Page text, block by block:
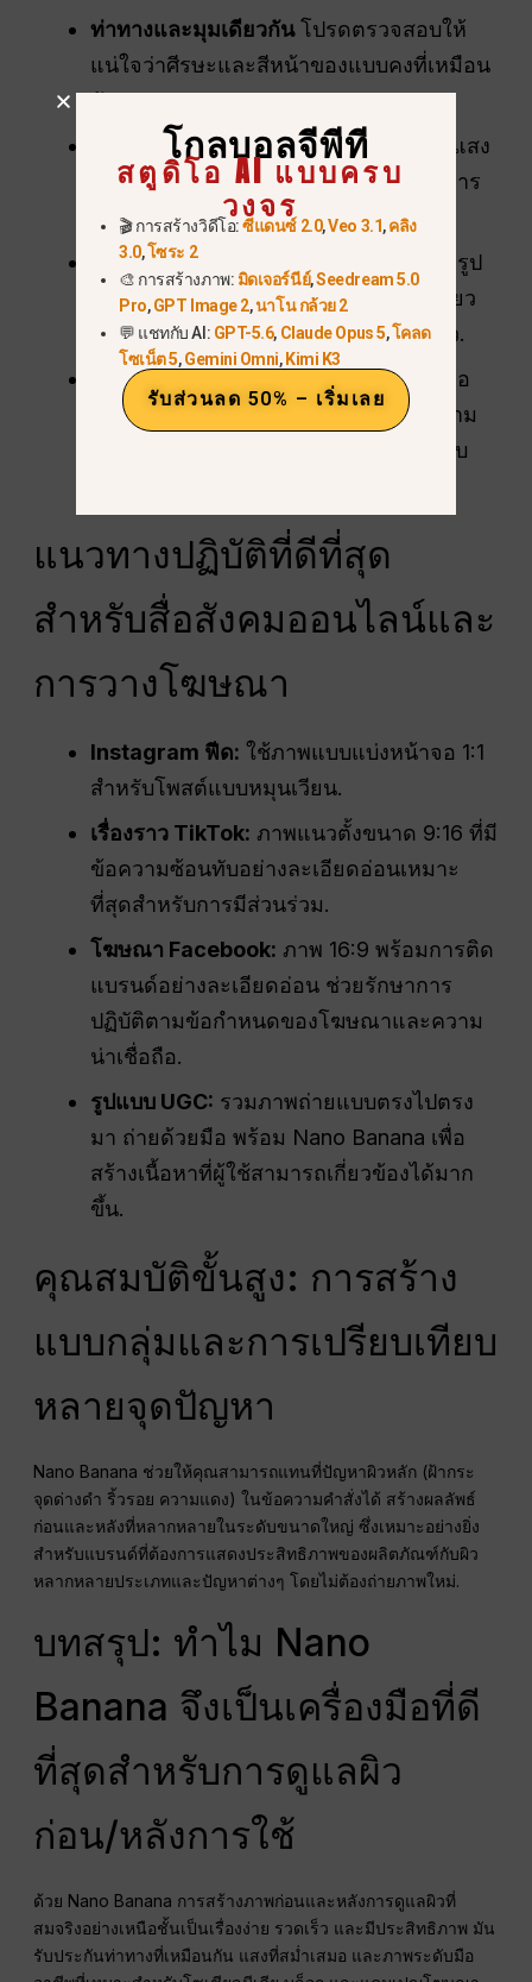
ท่าทางและมุมเดียวกันโปรดตรวจสอบให้
แน่ใจว่าศีรษะและสีหน้าของแบบคงที่เหมือน
กันทุกเฟรม.
แสงสว่างที่สม่ำเสมอ:รักษาแหล่งกำเนิดแสง
ให้คงที่เพื่อหลีกเลี่ยงเงาที่ไม่สมจริงหรือการ
เปลี่ยนแปลงของสี.
เทมเพลตชุด:
ใช้เทมเพลตประโยคสำเร็จรูป
ของ Nano Banana เพื่อสร้างประโยคเกี่ยว
กับปัญหาผิวที่หลากหลายได้อย่างรวดเร็ว.
เพิ่มความแท้จริงเพิ่มอุปกรณ์ประกอบหรือ
ฉากหลังจากชีวิตจริงเล็กน้อยเพื่อเพิ่มความ
น่าสนใจในไลฟ์สไตล์ โดยยังคงให้ตัวแบบ
แนวทางปฏิบัติที่ดีที่สุด
สำหรับสื่อสังคมออนไลน์และ
การวางโฆษณา
Instagram ฟีด: ใช้ภาพแบบแบ่งหน้าจอ 1:1
สำหรับโพสต์แบบหมุนเวียน.
เรื่องราว TikTok: ภาพแนวตั้งขนาด 9:16 ที่มี
ข้อความซ้อนทับอย่างละเอียดอ่อนเหมาะ
ที่สุดสำหรับการมีส่วนร่วม.
โฆษณา Facebook: ภาพ 16:9 พร้อมการติด
แบรนด์อย่างละเอียดอ่อน ช่วยรักษาการ
ปฏิบัติตามข้อกำหนดของโฆษณาและความ
น่าเชื่อถือ.
รูปแบบ UGC: รวมภาพถ่ายแบบตรงไปตรง
มา ถ่ายด้วยมือ พร้อม Nano Banana เพื่อ
สร้างเนื้อหาที่ผู้ใช้สามารถเกี่ยวข้องได้มาก
ขึ้น.
คุณสมบัติขั้นสูง: การสร้าง
แบบกลุ่มและการเปรียบเทียบ
หลายจุดปัญหา
Nano Banana ช่วยให้คุณสามารถแทนที่ปัญหาผิวหลัก (ฝ้ากระ
จุดด่างดำ ริ้วรอย ความแดง) ในข้อความคำสั่งได้ สร้างผลลัพธ์
ก่อนและหลังที่หลากหลายในระดับขนาดใหญ่ ซึ่งเหมาะอย่างยิ่ง
สำหรับแบรนด์ที่ต้องการแสดงประสิทธิภาพของผลิตภัณฑ์กับผิว
หลากหลายประเภทและปัญหาต่างๆ โดยไม่ต้องถ่ายภาพใหม่.
บทสรุป: ทำไม Nano
Banana จึงเป็นเครื่องมือที่ดี
ที่สุดสำหรับการดูแลผิว
ก่อน/หลังการใช้
ด้วย Nano Banana การสร้างภาพก่อนและหลังการดูแลผิวที่
สมจริงอย่างเหนือชั้นเป็นเรื่องง่าย รวดเร็ว และมีประสิทธิภาพ มัน
รับประกันท่าทางที่เหมือนกัน แสงที่สม่ำเสมอ และภาพระดับมือ
โกลบอลจีพีที
สตูดิโอ AI แบบครบ
วงจร
🎬 การสร้างวิดีโอ:ซีแดนซ์ 2.0,Veo 3.1,คลิง
3.0,โซระ 2
🎨 การสร้างภาพ: มิดเจอร์นีย์,Seedream 5.0
Pro,GPT Image 2,นาโน กล้วย 2
💬 แชทกับ AI: GPT-5.6, Claude Opus 5,โคลด
โซเน็ต 5,Gemini Omni,Kimi K3
รับส่วนลด 50% – เริ่มเลย